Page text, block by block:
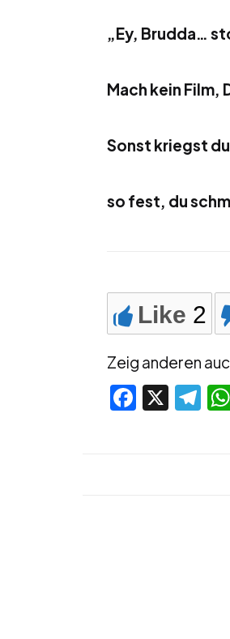
„Ey, Brudda…
Mach kein Film,
Sonst kriegst
so fest, du
Like 2
Zeig anderen
X